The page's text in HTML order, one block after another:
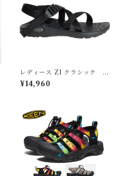
レディース Z1 クラシック
CHACO チャコ
¥14,960